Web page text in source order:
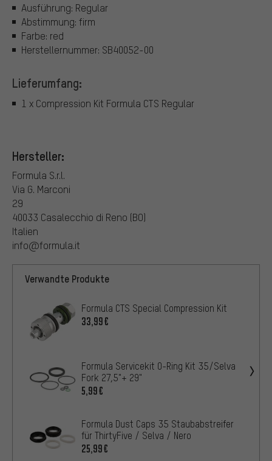
Ausführung: Regular
Abstimmung: firm
Farbe: red
Herstellernummer: SB40052-00
Lieferumfang:
1 x Compression Kit Formula CTS Regular
Hersteller:
Formula S.r.l.
Via G. Marconi
29
40033 Casalecchio di Reno (BO)
Italien
info@formula.it
Verwandte Produkte
Formula CTS Special Compression Kit
33,99€
Formula Servicekit O-Ring Kit 35/Selva
Fork 27,5"+ 29"
5,99€
Formula Dust Caps 35 Staubabstreifer
für ThirtyFive / Selva / Nero
25,99€